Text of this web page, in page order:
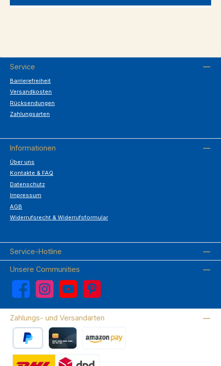
Service
Barrierefreiheit
Versandkosten
Rücksendungen
Zahlungsarten
Informationen
Über uns
Kontakte & FAQ
Datenschutz
Impressum
AGB
Widerrufsrecht & Widerrufsformular
Service-Hotline
Unsere Communities
Facebook Instagram YouTube Pinterest
Zahlungs- und Versandarten